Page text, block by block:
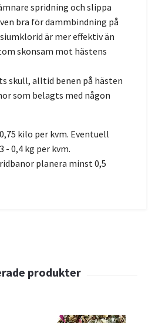
spridning och slippa
bra för dammbindning på
är mer effektiv än
skonsam mot hästens
skull, alltid benen på hästen
som belagts med någon
kilo per kvm. Eventuell
- 0,4 kg per kvm.
planera minst 0,5